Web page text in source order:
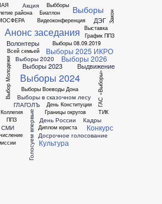
района
Акция
Анонс заседания
Биатлон
Видеоконференция
Волонтеры
Всей семьей
Выбборы
Выбор Молодежи
Выборы
Выборы 08.09.2019
Выборы 2020
Выборы 2023
Выборы 2024
Выборы 2025
Выборы 2026
Выборы Воеводы Дона
Выборы в сказочном лесу
Выдвижение
Выставка
ГАС «Выборы»
ГЛАГОЛЪ
Голосуем впервые Границы округов
График ППЗ
ДЭГ
День Конституции
День России
Диплом юриста
Досрочное голосование
Закон
ИКРО
Кадры
Коллегия
Конкурс
Культура
ППЗ
СМИ
ТИК